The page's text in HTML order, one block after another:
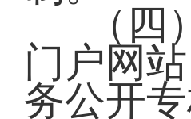
（
门户网
务公开